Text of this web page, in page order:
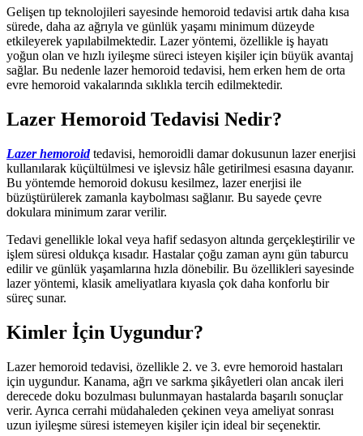
Gelişen tıp teknolojileri sayesinde hemoroid tedavisi artık daha kısa
sürede, daha az ağrıyla ve günlük yaşamı minimum düzeyde
etkileyerek yapılabilmektedir. Lazer yöntemi, özellikle iş hayatı
yoğun olan ve hızlı iyileşme süreci isteyen kişiler için büyük avantaj
sağlar. Bu nedenle lazer hemoroid tedavisi, hem erken hem de orta
evre hemoroid vakalarında sıklıkla tercih edilmektedir.
Lazer Hemoroid Tedavisi Nedir?
Lazer hemoroidtedavisi, hemoroidli damar dokusunun lazer enerjisi
kullanılarak küçültülmesi ve işlevsiz hâle getirilmesi esasına dayanır.
Bu yöntemde hemoroid dokusu kesilmez, lazer enerjisi ile
büzüştürülerek zamanla kaybolması sağlanır. Bu sayede çevre
dokulara minimum zarar verilir.
Tedavi genellikle lokal veya hafif sedasyon altında gerçekleştirilir ve
işlem süresi oldukça kısadır. Hastalar çoğu zaman aynı gün taburcu
edilir ve günlük yaşamlarına hızla dönebilir. Bu özellikleri sayesinde
lazer yöntemi, klasik ameliyatlara kıyasla çok daha konforlu bir
süreç sunar.
Kimler İçin Uygundur?
Lazer hemoroid tedavisi, özellikle 2. ve 3. evre hemoroid hastaları
için uygundur. Kanama, ağrı ve sarkma şikâyetleri olan ancak ileri
derecede doku bozulması bulunmayan hastalarda başarılı sonuçlar
verir. Ayrıca cerrahi müdahaleden çekinen veya ameliyat sonrası
uzun iyileşme süresi istemeyen kişiler için ideal bir seçenektir.